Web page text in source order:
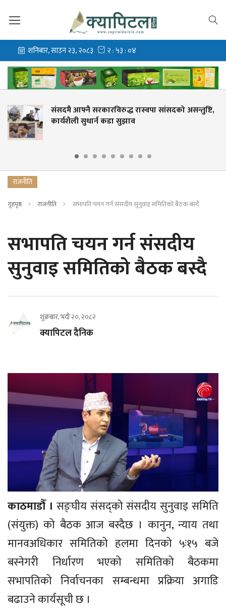
सरकारविरुद्ध रास्वपा सांसदको असन्तुष्टि,
सुधार्न कडा सुझाव
संसदमा
राजनीति
गृहपृष्ठ राजनीति सभापति चयन गर्न संसदीय सुनुवाइ समितिको बैठक बस्दै
सभापति चयन गर्न संसदीय
सुनुवाइ समितिको बैठक बस्दै
शुक्रबार, भदौ २०, २०८२
क्यापिटल दैनिक
काठमाडौँ । सङ्घीय संसद्को संसदीय सुनुवाइ समिति
(संयुक्त) को बैठक आज बस्दैछ । कानुन, न्याय तथा
मानवअधिकार समितिको हलमा दिनको ५ः१५ बजे
बस्नेगरी निर्धारण भएको समितिको बैठकमा
सभापतिको निर्वाचनका सम्बन्धमा प्रक्रिया अगाडि
बढाउने कार्यसूची छ ।